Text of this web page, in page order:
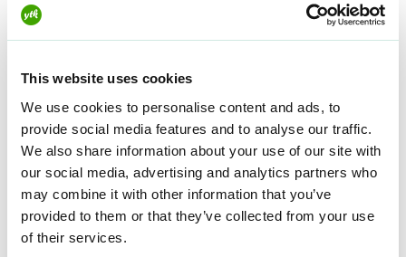
This website uses cookies
We use cookies to personalise content and ads, to
provide social media features and to analyse our traffic.
We also share information about your use of our site with
our social media, advertising and analytics partners who
may combine it with other information that you’ve
provided to them or that they’ve collected from your use
of their services.
valmennus
Vähennä stressiä ja lisää hyvinvointiasi
mindfulnessin avulla. YTK Työelämän jäsenenä
voit osallistua Luotain Mindfulness-
verkkovalmennukseen täysin veloituksetta
(norm. 240 €).